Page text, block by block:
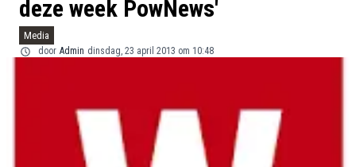
deze week PowNews'
Media
door Admin dinsdag, 23 april 2013 om 10:48